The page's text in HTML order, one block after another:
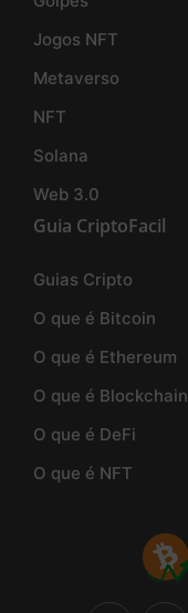
Jogos NFT
Metaverso
NFT
Solana
Web 3.0
Guia CriptoFacil
Guias Cripto
O que é Bitcoin
O que é Ethereum
O que é Blockchain
O que é DeFi
O que é NFT